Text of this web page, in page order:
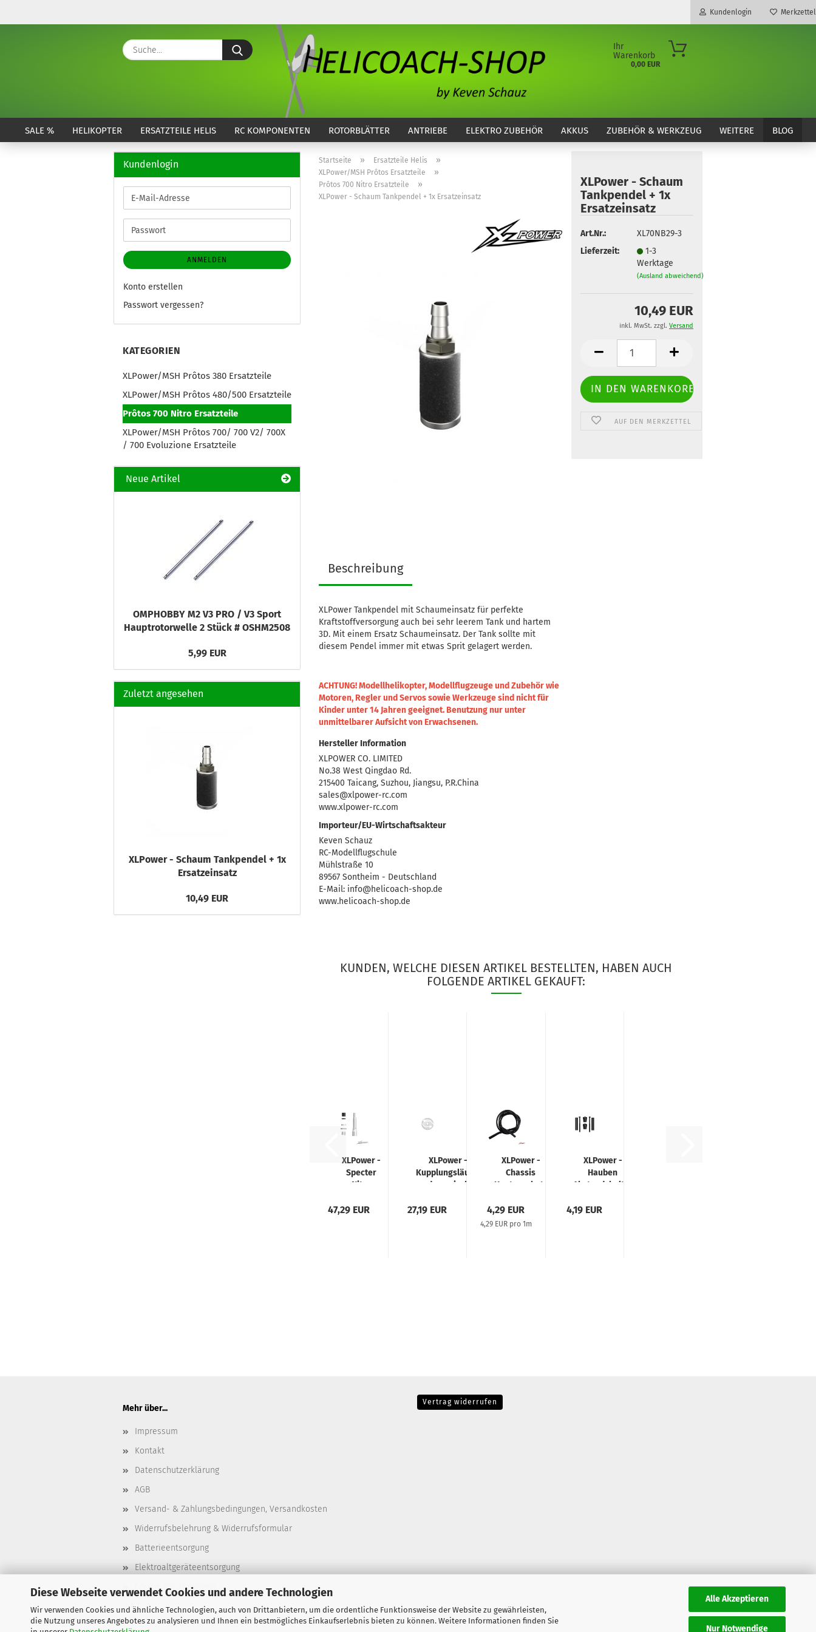
Diese Webseite verwendet Cookies und andere Technologien
Wir verwenden Cookies und ähnliche Technologien, auch von Drittanbietern, um die ordentliche Funktionsweise der Website zu gewährleisten,
die Nutzung unseres Angebotes zu analysieren und Ihnen ein bestmögliches Einkaufserlebnis bieten zu können. Weitere Informationen finden Sie
Alle Akzeptieren
Nur Notwendige
Kundenlogin
Konto erstellen
Passwort vergessen?
Merkzettel
Suche...
Ihr
Warenkorb
0,00 EUR
SALE % HELIKOPTER ERSATZTEILE HELIS RC KOMPONENTEN ROTORBLÄTTER ANTRIEBE ELEKTRO ZUBEHÖR AKKUS ZUBEHÖR & WERKZEUG BLOG
WEITERE
Startseite » Ersatzteile Helis »
XLPower/MSH Prôtos Ersatzteile »
Prôtos 700 Nitro Ersatzteile »
XLPower - Schaum Tankpendel + 1x Ersatzeinsatz
XLPower - Schaum
Tankpendel + 1x
Ersatzeinsatz
Art.Nr.:
XL70NB29-3
Lieferzeit:
1-3
Werktage
(Ausland abweichend)
10,49 EUR
inkl. MwSt. zzgl. Versand
AUF DEN MERKZETTEL
Beschreibung
XLPower Tankpendel mit Schaumeinsatz für perfekte
Kraftstoffversorgung auch bei sehr leerem Tank und hartem
3D. Mit einem Ersatz Schaumeinsatz. Der Tank sollte mit
diesem Pendel immer mit etwas Sprit gelagert werden.
ACHTUNG! Modellhelikopter, Modellflugzeuge und Zubehör wie
Motoren, Regler und Servos sowie Werkzeuge sind nicht für
Kinder unter 14 Jahren geeignet. Benutzung nur unter
unmittelbarer Aufsicht von Erwachsenen.
Hersteller Information
XLPOWER CO. LIMITED
No.38 West Qingdao Rd.
215400 Taicang, Suzhou, Jiangsu, P.R.China
sales@xlpower-rc.com
www.xlpower-rc.com
Importeur/EU-Wirtschaftsakteur
Keven Schauz
RC-Modellflugschule
Mühlstraße 10
89567 Sontheim - Deutschland
E-Mail: info@helicoach-shop.de
www.helicoach-shop.de
KUNDEN, WELCHE DIESEN ARTIKEL BESTELLTEN, HABEN AUCH
FOLGENDE ARTIKEL GEKAUFT:
XLPower -
Specter
Nitro
Motorwellen
47,29 EUR
XLPower -
Kupplungsläufer
dynamisch
27,19 EUR
XLPower -
Chassis
Kantenschutz
4,29 EUR
4,29 EUR pro 1m
XLPower -
Hauben
Abstandshalter
4,19 EUR
Kundenlogin
E-
Mail-
Adresse
Passwort
ANMELDEN
Konto erstellen
Passwort vergessen?
KATEGORIEN
XLPower/MSH Prôtos 380 Ersatzteile
XLPower/MSH Prôtos 480/500 Ersatzteile
Prôtos 700 Nitro Ersatzteile
XLPower/MSH Prôtos 700/ 700 V2/ 700X
/ 700 Evoluzione Ersatzteile
Neue Artikel
OMPHOBBY M2 V3 PRO / V3 Sport
Hauptrotorwelle 2 Stück # OSHM2508
5,99 EUR
Zuletzt angesehen
XLPower - Schaum Tankpendel + 1x
Ersatzeinsatz
10,49 EUR
Mehr über...
Impressum
Kontakt
Datenschutzerklärung
AGB
Versand- & Zahlungsbedingungen, Versandkosten
Widerrufsbelehrung & Widerrufsformular
Batterieentsorgung
Elektroaltgeräteentsorgung
Cookie Einstellungen
Vertrag widerrufen